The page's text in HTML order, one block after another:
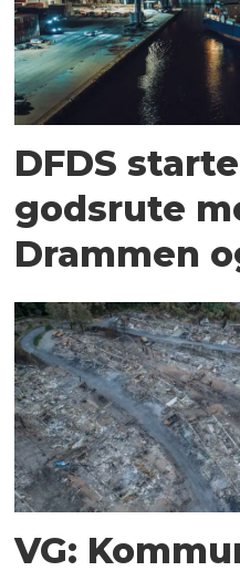
DFDS
godsrute
Drammen
VG: